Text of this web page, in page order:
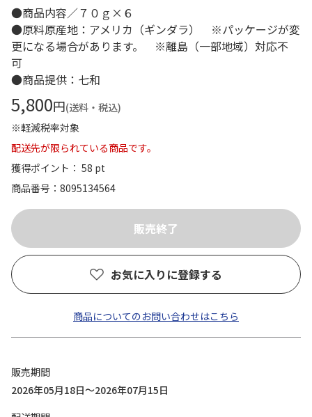
●商品内容／７０ｇ×６
●原料原産地：アメリカ（ギンダラ） ※パッケージが変
更になる場合があります。 ※離島（一部地域）対応不
可
●商品提供：七和
5,800円(送料・税込)
※軽減税率対象
配送先が限られている商品です。
獲得ポイント： 58 pt
商品番号
8095134564
お気に入りに登録する
商品についてのお問い合わせはこちら
販売期間
2026年05月18日～2026年07月15日